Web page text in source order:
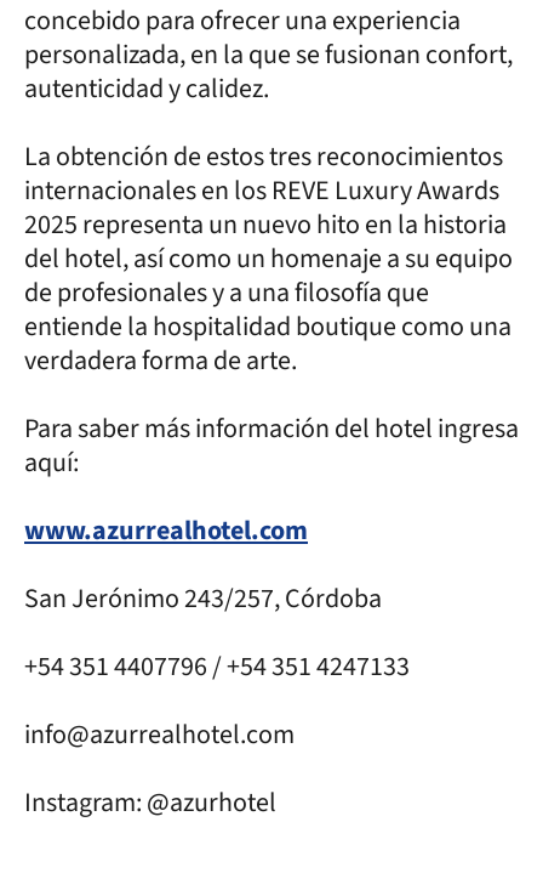
concebido para ofrecer una experiencia
personalizada, en la que se fusionan confort,
autenticidad y calidez.
La obtención de estos tres reconocimientos
internacionales en los REVE Luxury Awards
2025 representa un nuevo hito en la historia
del hotel, así como un homenaje a su equipo
de profesionales y a una filosofía que
entiende la hospitalidad boutique como una
verdadera forma de arte.
Para saber más información del hotel ingresa
aquí:
www.azurrealhotel.com
San Jerónimo 243/257, Córdoba
+54 351 4407796 / +54 351 4247133
info@azurrealhotel.com
Instagram: @azurhotel